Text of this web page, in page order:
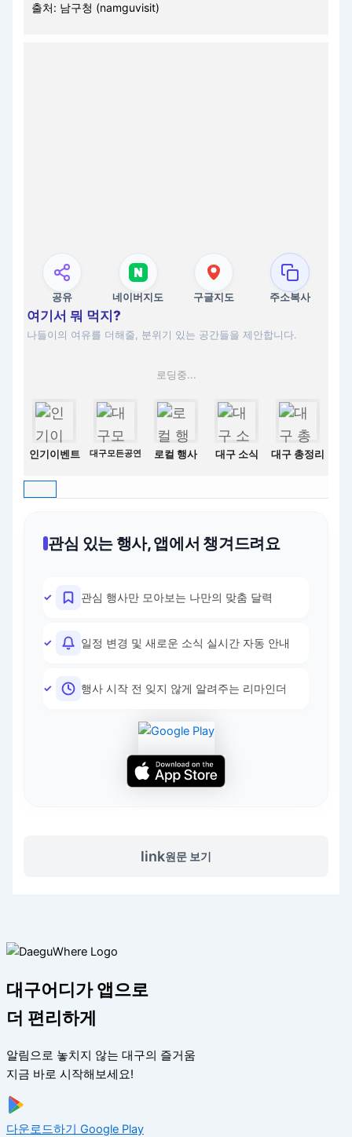
출처: 남구청 (namguvisit)
공유 네이버지도 구글지도 주소복사
여기서 뭐 먹지?
나들이의 여유를 더해줄, 분위기 있는 공간들을 제안합니다.
로딩중...
인기이벤트 대구모든공연 로컬 행사 대구 소식 대구 총정리
관심 있는 행사, 앱에서 챙겨드려요
관심 행사만 모아보는 나만의 맞춤 달력
일정 변경 및 새로운 소식 실시간 자동 안내
행사 시작 전 잊지 않게 알려주는 리마인더
link원문 보기
대구어디가 앱으로
더 편리하게
알림으로 놓치지 않는 대구의 즐거움
지금 바로 시작해보세요!
다운로드하기 Google Play